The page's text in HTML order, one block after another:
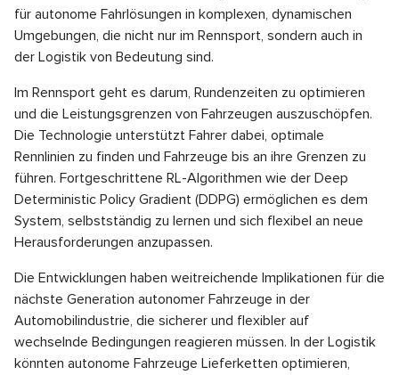
für autonome Fahrlösungen in komplexen, dynamischen
Umgebungen, die nicht nur im Rennsport, sondern auch in
der Logistik von Bedeutung sind.
Im Rennsport geht es darum, Rundenzeiten zu optimieren
und die Leistungsgrenzen von Fahrzeugen auszuschöpfen.
Die Technologie unterstützt Fahrer dabei, optimale
Rennlinien zu finden und Fahrzeuge bis an ihre Grenzen zu
führen. Fortgeschrittene RL-Algorithmen wie der Deep
Deterministic Policy Gradient (DDPG) ermöglichen es dem
System, selbstständig zu lernen und sich flexibel an neue
Herausforderungen anzupassen.
Die Entwicklungen haben weitreichende Implikationen für die
nächste Generation autonomer Fahrzeuge in der
Automobilindustrie, die sicherer und flexibler auf
wechselnde Bedingungen reagieren müssen. In der Logistik
könnten autonome Fahrzeuge Lieferketten optimieren,